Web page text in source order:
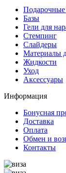
Базы
Гели для
Стемпинг
Слайдеры
Материалы
Жидкости
Уход
Аксессуары
Информация
Бонусная
Доставка
Оплата
Обмен и
Контакты